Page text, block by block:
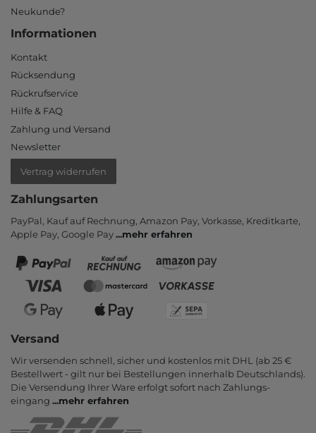
Neukunde?
Informationen
Kontakt
Rücksendung
Rückrufservice
Hilfe & FAQ
Zahlung und Versand
Newsletter
Vertrag widerrufen
Zahlungsarten
PayPal, Kauf auf Rechnung, Amazon Pay, Vor­kasse, Kredit­karte,
Apple Pay, Google Pay...mehr erfahren
Versand
Wir versenden schnell, sicher und kostenlos mit DHL (ab 25 €
Bestell­wert - gilt nur bei Bestel­lungen inner­halb Deutsch­lands).
Die Ver­sendung Ihrer Ware er­folgt sofort nach Zahlungs­
eingang ...mehr erfahren